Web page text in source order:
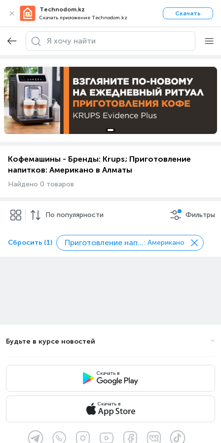
Technodom.kz
Скачать приложение Technodom.kz
Скачать
Кофемашины - Бренды: Krups; Приготовление
напитков: Американо в Алматы
Найдено 0 товаров
По популярности Фильтры
Сбросить (1) Приготовление напитков: Американо
Будьте в курсе новостей
Скачать в
Скачать в